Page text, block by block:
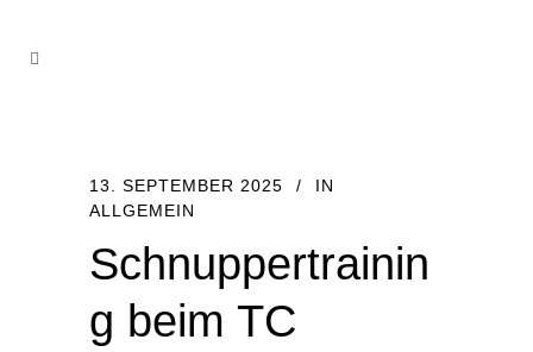
13. SEPTEMBER 2025
IN
ALLGEMEIN
Schnuppertrainin
g beim TC